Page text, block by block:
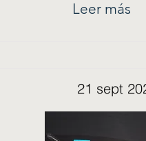
Leer más
21 sept